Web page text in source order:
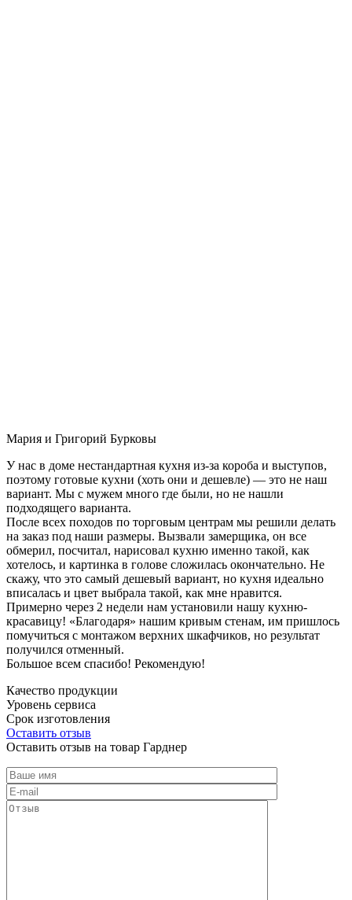
Мария и Григорий Бурковы
У нас в доме нестандартная кухня из-за короба и выступов,
поэтому готовые кухни (хоть они и дешевле) — это не наш
вариант. Мы с мужем много где были, но не нашли
подходящего варианта.
После всех походов по торговым центрам мы решили делать
на заказ под наши размеры. Вызвали замерщика, он все
обмерил, посчитал, нарисовал кухню именно такой, как
хотелось, и картинка в голове сложилась окончательно. Не
скажу, что это самый дешевый вариант, но кухня идеально
вписалась и цвет выбрала такой, как мне нравится.
Примерно через 2 недели нам установили нашу кухню-
красавицу! «Благодаря» нашим кривым стенам, им пришлось
помучиться с монтажом верхних шкафчиков, но результат
получился отменный.
Большое всем спасибо! Рекомендую!
Качество продукции
Уровень сервиса
Срок изготовления
Оставить отзыв
Оставить отзыв на товар Гарднер